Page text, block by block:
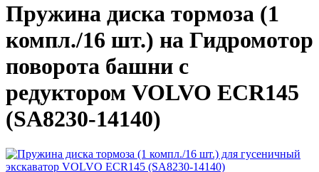
Пружина диска тормоза (1
компл./16 шт.) на Гидромотор
поворота башни с
редуктором VOLVO ECR145
(SA8230-14140)